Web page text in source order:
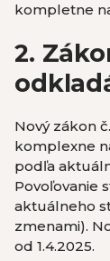
kompletne
2.
Nový zákon
komplexne
podľa
Povoľovanie
aktuálneho
zmenami).
od 1.4.2025.